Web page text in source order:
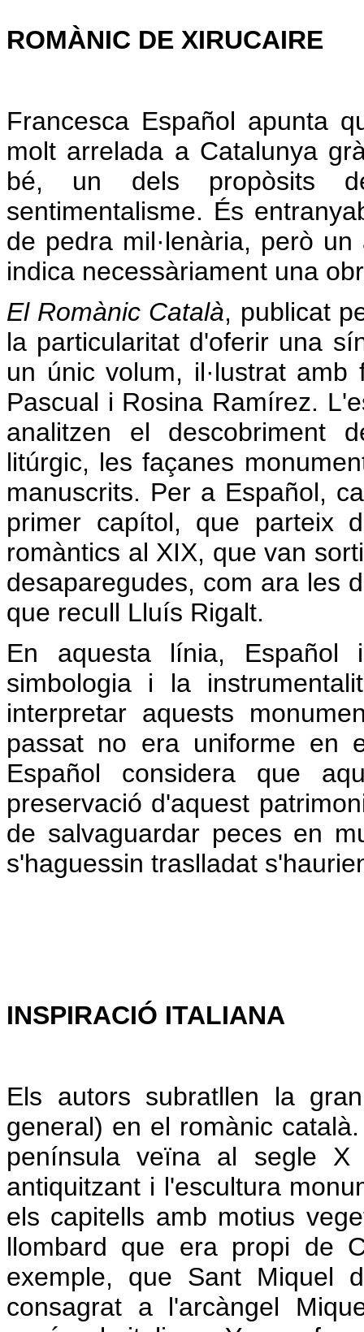
ROMÀNIC DE XIRUCAIRE
Francesca Español apunta
molt arrelada a Catalunya
bé, un dels propòsits
sentimentalisme. És
de pedra mil·lenària, però
indica necessàriament una
El Romànic Català, publicat
la particularitat d'oferir una
un únic volum, il·lustrat
Pascual i Rosina Ramírez.
analitzen el descobriment
litúrgic, les façanes
manuscrits. Per a Español,
primer capítol, que parteix
romàntics al XIX, que van
desaparegudes, com ara les
que recull Lluís Rigalt.
En aquesta línia, Español
simbologia i la
interpretar aquests
passat no era uniforme en
Español considera que
preservació d'aquest
de salvaguardar peces en
s'haguessin traslladat
INSPIRACIÓ ITALIANA
Els autors subratllen la
general) en el romànic
península veïna al segle
antiquitzant i l'escultura
els capitells amb motius
llombard que era propi de
exemple, que Sant Miquel
consagrat a l'arcàngel